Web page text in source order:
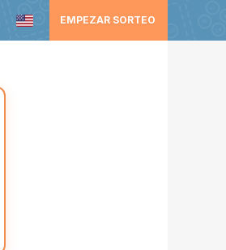
EMPEZAR SORTEO